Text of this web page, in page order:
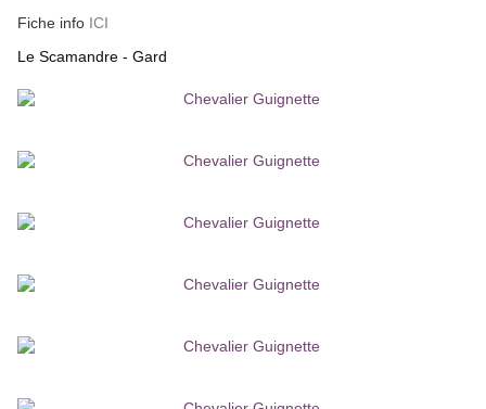
Fiche info ICI
Le Scamandre - Gard